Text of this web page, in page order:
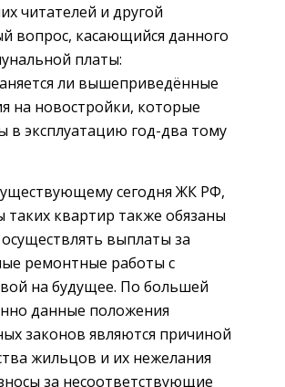
читателей и другой
вопрос, касающийся данного
платы:
ли вышеприведённые
на новостройки, которые
в эксплуатацию год-два тому
сегодня ЖК РФ,
таких квартир также обязаны
выплаты за
ремонтные работы с
на будущее. По большей
данные положения
законов являются причиной
жильцов и их нежелания
за несоответствующие